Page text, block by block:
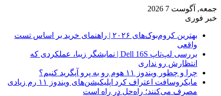
جمعه, آگوست 7 2026
خبر فوری
بهترین کروم‌بوک‌های ۲۰۲۶ | راهنمای خرید بر اساس تست
واقعی
بررسی لپ‌تاپ Dell 16S | نمایشگر زیبا، عملکردی که
انتظارش رو نداری
چرا و چطور ویندوز ۱۱ هوم رو به پرو آپگرید کنیم؟
مایکروسافت اعتراف کرد اپلیکیشن‌های ویندوز ۱۱ رم زیادی
مصرف می‌کنند؛ راه‌حل در راه است